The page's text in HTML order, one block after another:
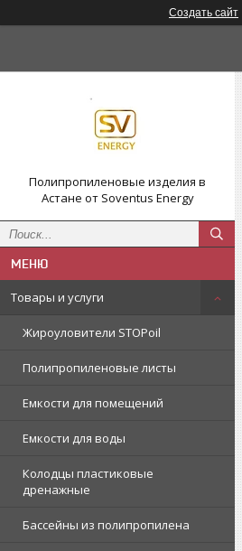
Создать сайт
Полипропиленовые изделия в
Астане от Soventus Energy
Товары и услуги
Жироуловители STOPoil
Полипропиленовые листы
Емкости для помещений
Емкости для воды
Колодцы пластиковые
дренажные
Бассейны из полипропилена